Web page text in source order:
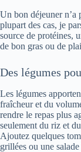
Un bon déjeuner n’a
plupart des cas, je
source de protéines,
de bon gras ou de
Des légumes
Les légumes
fraîcheur et du
rendre le repas plus
seulement du riz et
Ajoutez quelques
grillées ou une